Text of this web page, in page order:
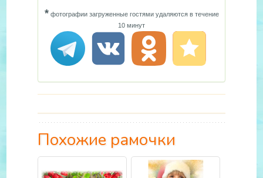
*фотографии загруженные гостями удаляются в течение
10 минут
Похожие рамочки